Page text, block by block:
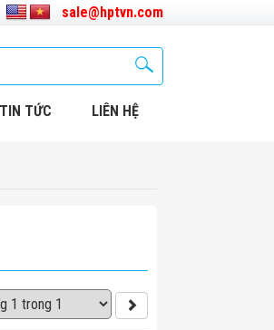
sale@hptvn.com
TIN TỨC LIÊN HỆ